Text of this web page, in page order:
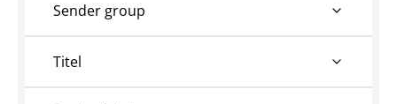
Sender group
Titel